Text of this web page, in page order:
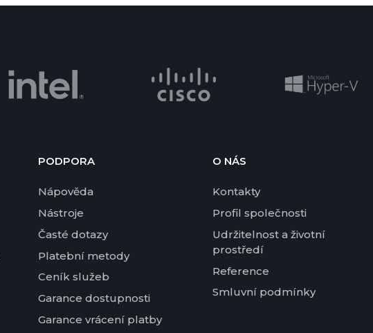
PODPORA
Nápověda
Nástroje
Časté dotazy
Platební metody
Ceník služeb
Garance dostupnosti
Garance vrácení platby
O NÁS
Kontakty
Profil společnosti
Udržitelnost a životní
prostředí
Reference
Smluvní podmínky